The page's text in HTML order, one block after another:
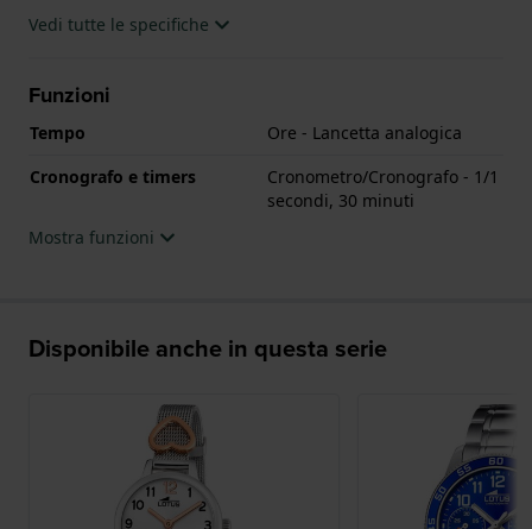
Vedi tutte le specifiche
Funzioni
Tempo
Ore - Lancetta analogica
Cronografo e timers
Cronometro/Cronografo - 1/1
secondi, 30 minuti
Mostra funzioni
Disponibile anche in questa serie